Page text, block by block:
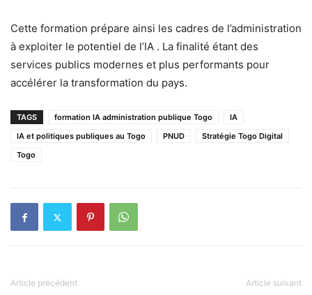
Cette formation prépare ainsi les cadres de l’administration
à exploiter le potentiel de l’IA . La finalité étant des
services publics modernes et plus performants pour
accélérer la transformation du pays.
TAGS formation IA administration publique Togo
IA
IA et politiques publiques au Togo
PNUD
Stratégie Togo Digital
Togo
Article précédent Article suivant